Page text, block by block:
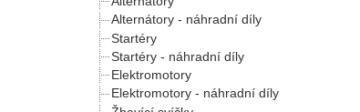
Alternátory - náhradní díly
Startéry
Startéry - náhradní díly
Elektromotory
Elektromotory - náhradní díly